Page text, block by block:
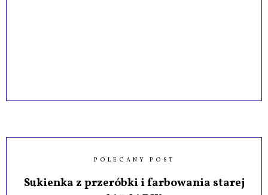
POLECANY POST
Sukienka z przeróbki i farbowania starej